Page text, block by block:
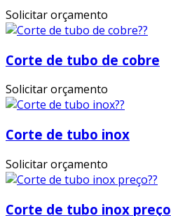
Solicitar orçamento
Corte de tubo de cobre
Solicitar orçamento
Corte de tubo inox
Solicitar orçamento
Corte de tubo inox preço